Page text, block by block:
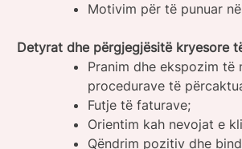
Motivim për të punuar
Detyrat dhe përgjegjësitë kryesore
Pranim dhe ekspozim të
procedurave të
Futje të faturave;
Orientim kah nevojat e
Qëndrim pozitiv dhe